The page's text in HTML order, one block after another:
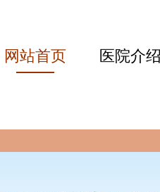
网站首页 医院介绍